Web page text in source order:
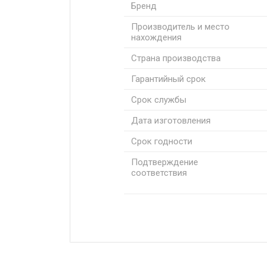
Бренд
Производитель и место
нахождения
Страна производства
Гарантийный срок
Срок службы
Дата изготовления
Срок годности
Подтверждение
соответствия